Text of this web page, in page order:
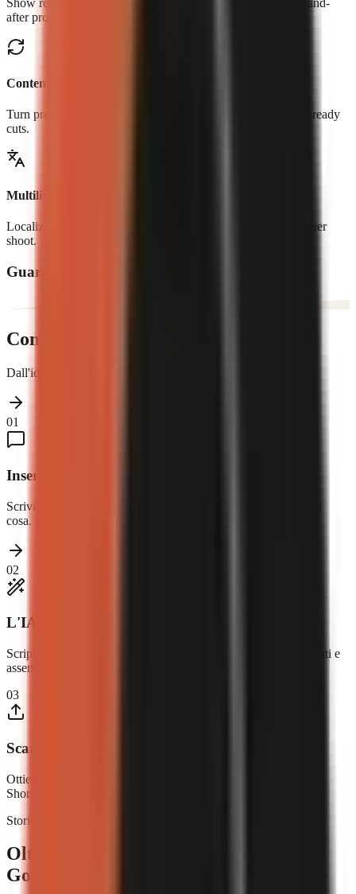
Show real controls, workflows, transformations, and before-and-
after proof.
Content repurposing
Turn product pages, blogs, and long-form content into social-ready
cuts.
Multilingual creatives
Localize narration and creative for new markets without another
shoot.
Guarda cosa stanno creando i creator
Come funziona
Dall'idea al video pubblicato in tre semplici passi.
01
Inserisci un argomento
Scrivi qualsiasi argomento: finanza, tecnologia, storia, qualsiasi
cosa. Scegli il formato e la voce.
02
L'IA crea il tuo video
Script, voce fuori campo, immagini, didascalie e musica, generati e
assemblati automaticamente.
03
Scarica e pubblica
Ottieni un video pronto da pubblicare. Condividilo su YouTube
Shorts, TikTok, Reels, ovunque.
Storie di successo dei creator
Oltre 2,500 creator si fidano di
GoFaceless.